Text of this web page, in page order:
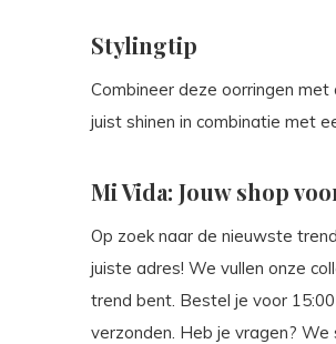
Stylingtip
Combineer deze oorringen
juist shinen in combinatie met
Mi Vida: Jouw shop
Op zoek naar de nieuwste
juiste adres! We vullen onze
trend bent. Bestel je voor
verzonden. Heb je vragen?